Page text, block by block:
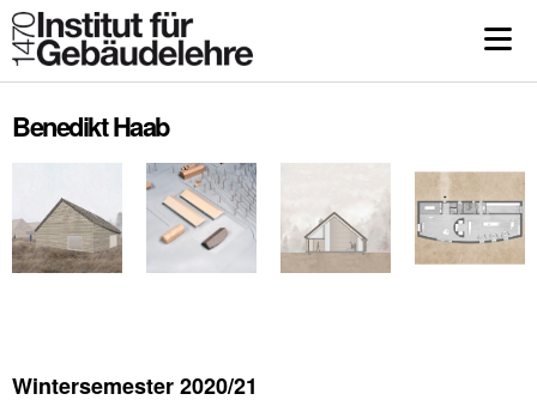
Benedikt Haab
Wintersemester 2020/21